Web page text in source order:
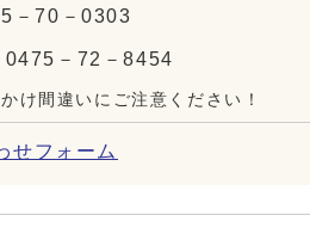
－70－0303
0475－72－8454
け間違いにご注意ください！
せフォーム